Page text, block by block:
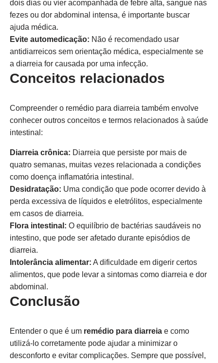
dois dias ou vier acompanhada de febre alta, sangue nas
fezes ou dor abdominal intensa, é importante buscar
ajuda médica.
Evite automedicação: Não é recomendado usar
antidiarreicos sem orientação médica, especialmente se
a diarreia for causada por uma infecção.
Conceitos relacionados
Compreender o remédio para diarreia também envolve
conhecer outros conceitos e termos relacionados à saúde
intestinal:
Diarreia crônica: Diarreia que persiste por mais de
quatro semanas, muitas vezes relacionada a condições
como doença inflamatória intestinal.
Desidratação: Uma condição que pode ocorrer devido à
perda excessiva de líquidos e eletrólitos, especialmente
em casos de diarreia.
Flora intestinal: O equilíbrio de bactérias saudáveis no
intestino, que pode ser afetado durante episódios de
diarreia.
Intolerância alimentar: A dificuldade em digerir certos
alimentos, que pode levar a sintomas como diarreia e dor
abdominal.
Conclusão
Entender o que é um remédio para diarreia e como
utilizá-lo corretamente pode ajudar a minimizar o
desconforto e evitar complicações. Sempre que possível,